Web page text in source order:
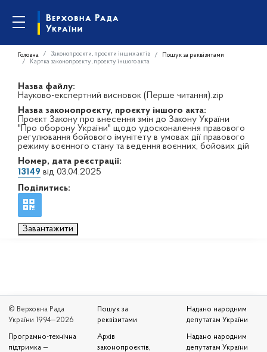
Головна Законопроєкти, проєкти інших актів
Пошук за реквізитами
Картка законопроєкту, проєкту іншого акта
Назва файлу:
Науково-експертний висновок (Перше читання).zip
Назва законопроєкту, проєкту іншого акта:
Проєкт Закону про внесення змін до Закону України
"Про оборону України" щодо удосконалення правового
регулювання бойового імунітету в умовах дії правового
режиму воєнного стану та ведення воєнних, бойових дій
Номер, дата реєстрації:
13149 від 03.04.2025
Поділитись:
Завантажити
© Верховна Рада
України 1994—2026
Програмно-технічна
підтримка —
Пошук за
реквізитами
Архів
законопроєктів,
Надано народним
депутатам України
Надано народним
депутатам України